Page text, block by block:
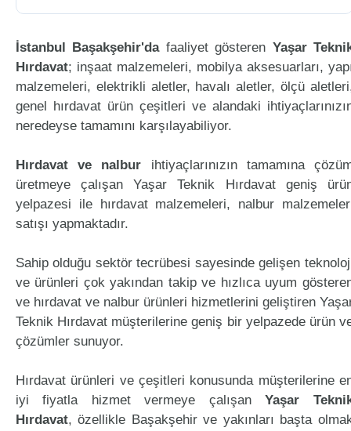
İstanbul Başakşehir'dafaaliyet gösteren Yaşar
Hırdavat; inşaat malzemeleri, mobilya aksesuarları,
malzemeleri, elektrikli aletler, havalı aletler, ölçü
genel hırdavat ürün çeşitleri ve alandaki
neredeyse tamamını karşılayabiliyor.
Hırdavat ve nalbur ihtiyaçlarınızın tamamına
üretmeye çalışan Yaşar Teknik Hırdavat geniş
yelpazesi ile hırdavat malzemeleri, nalbur
satışı yapmaktadır.
Sahip olduğu sektör tecrübesi sayesinde gelişen
ve ürünleri çok yakından takip ve hızlıca uyum
ve hırdavat ve nalbur ürünleri hizmetlerini geliştiren
Teknik Hırdavat müşterilerine geniş bir yelpazede ürün
çözümler sunuyor.
Hırdavat ürünleri ve çeşitleri konusunda müşterilerine
iyi fiyatla hizmet vermeye çalışanYaşar
Hırdavat, özellikle Başakşehir ve yakınları başta